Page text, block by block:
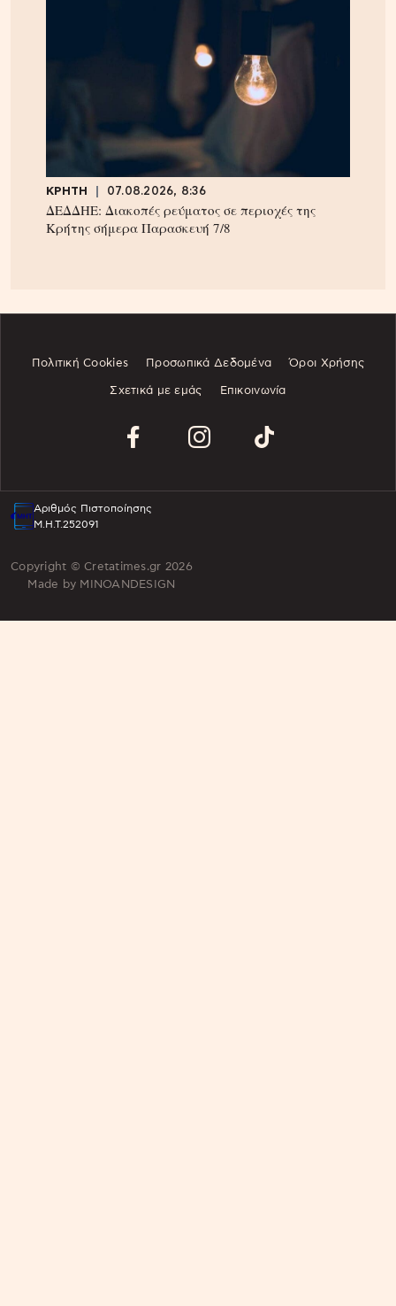
ΚΡΗΤΗ 07.08.2026, 8:36
ΔΕΔΔΗΕ: Διακοπές ρεύματος σε περιοχές της
Κρήτης σήμερα Παρασκευή 7/8
Πολιτική Cookies Προσωπικά Δεδομένα Όροι Χρήσης
Σχετικά με εμάς Επικοινωνία
Αριθμός Πιστοποίησης
Μ.Η.Τ.252091
Copyright © Cretatimes.gr 2026
Made by MINOANDESIGN